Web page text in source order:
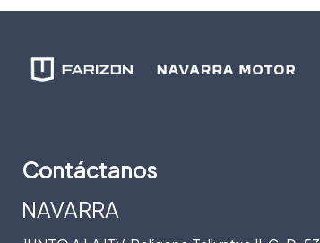
Contáctanos
NAVARRA